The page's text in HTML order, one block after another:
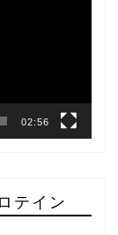
02:56
テイン